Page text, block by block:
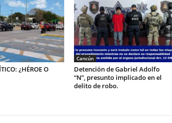
¿HÉROE O
Cancún
Detención de Gabriel Adolfo
“N”, presunto implicado en el
delito de robo.